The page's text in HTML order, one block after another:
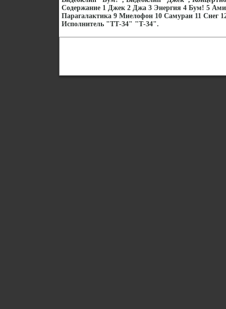
Содержание 1 Джек 2 Джа 3 Энергия 4 Бум! 5
Парагалактика 9 Миелофон 10 Самураи 11 Снег
Исполнитель "ТТ-34" "Т-34".